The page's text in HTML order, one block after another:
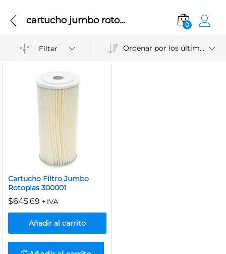
cartucho jumbo rotoplas 0
Filter Ordenar por los últimos
Cartucho Filtro Jumbo
Rotoplas 300001
$645.69 + IVA
Añadir al carrito